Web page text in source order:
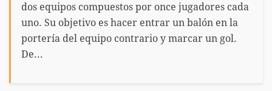
dos equipos compuestos por once jugadores cada
uno. Su objetivo es hacer entrar un balón en la
portería del equipo contrario y marcar un gol.
De...